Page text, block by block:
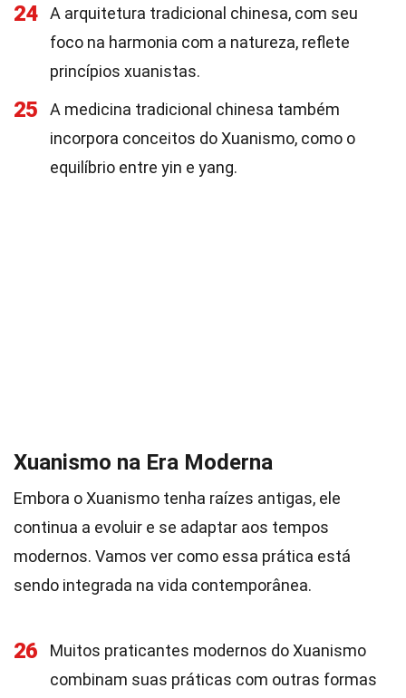
24
A arquitetura tradicional chinesa, com seu
foco na harmonia com a natureza, reflete
princípios xuanistas.
25
A medicina tradicional chinesa também
incorpora conceitos do Xuanismo, como o
equilíbrio entre yin e yang.
Xuanismo na Era Moderna
Embora o Xuanismo tenha raízes antigas, ele
continua a evoluir e se adaptar aos tempos
modernos. Vamos ver como essa prática está
sendo integrada na vida contemporânea.
26
Muitos praticantes modernos do Xuanismo
combinam suas práticas com outras formas